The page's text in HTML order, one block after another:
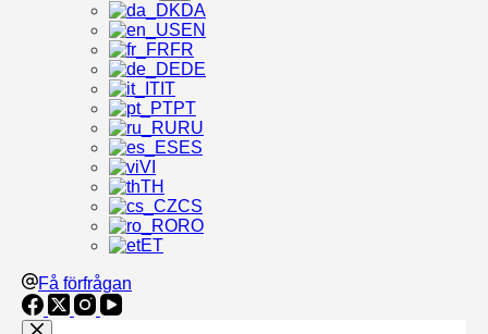
DA
EN
FR
DE
IT
PT
RU
ES
VI
TH
CS
RO
ET
Få förfrågan